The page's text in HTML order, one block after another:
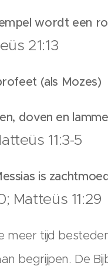
wordt een
21:13
(als Mozes)
doven en
11:3-5
is
Matteüs 11:29
meer tijd
begrijpen. De